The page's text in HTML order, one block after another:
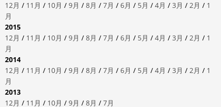
12月 / 11月 / 10月 / 9月 / 8月 / 7月 / 6月 / 5月 / 4月 / 3月 / 2月 / 1
月
2015
12月 / 11月 / 10月 / 9月 / 8月 / 7月 / 6月 / 5月 / 4月 / 3月 / 2月 / 1
月
2014
12月 / 11月 / 10月 / 9月 / 8月 / 7月 / 6月 / 5月 / 4月 / 3月 / 2月 / 1
月
2013
12月 / 11月 / 10月 / 9月 / 8月 / 7月